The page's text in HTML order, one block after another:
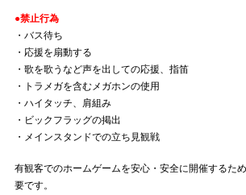
●禁止行為
・バス待ち
・応援を扇動する
・歌を歌うなど声を出しての応援、指笛
・トラメガを含むメガホンの使用
・ハイタッチ、肩組み
・ビックフラッグの掲出
・メインスタンドでの立ち見観戦
有観客でのホームゲームを安心・安全に開催するた
要です。